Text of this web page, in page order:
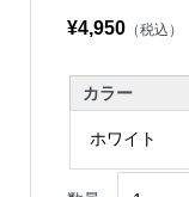
¥4,950（税込）
カラー